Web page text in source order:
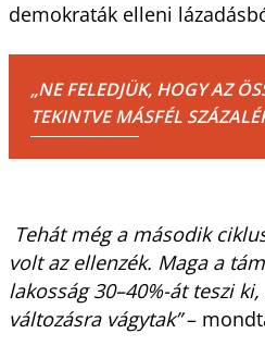
demokraták elleni
„NE FELEDJÜK, HOGY AZ
TEKINTVE MÁSFÉL
Tehát még a második
volt az ellenzék. Maga a
lakosság 30–40%-át teszi
változásra vágytak”–